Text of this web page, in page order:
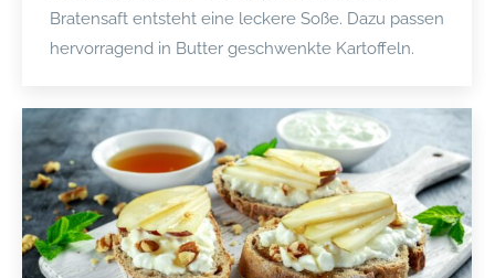
Bratensaft entsteht eine leckere Soße. Dazu passen
hervorragend in Butter geschwenkte Kartoffeln.